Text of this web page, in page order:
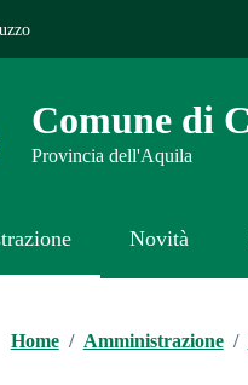
Comune di
Provincia dell'Aquila
Novità
Home / Amministrazione /